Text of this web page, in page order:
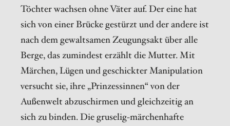
Töchter wachsen ohne Väter auf. Der eine hat
sich von einer Brücke gestürzt und der andere ist
nach dem gewaltsamen Zeugungsakt über alle
Berge, das zumindest erzählt die Mutter. Mit
Märchen, Lügen und geschickter Manipulation
versucht sie, ihre „Prinzessinnen“ von der
Außenwelt abzuschirmen und gleichzeitig an
sich zu binden. Die gruselig-märchenhafte